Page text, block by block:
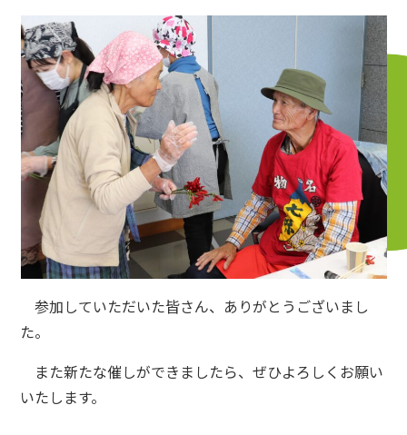
参加していただいた皆さん、ありがとうございまし
た。
また新たな催しができましたら、ぜひよろしくお願い
いたします。